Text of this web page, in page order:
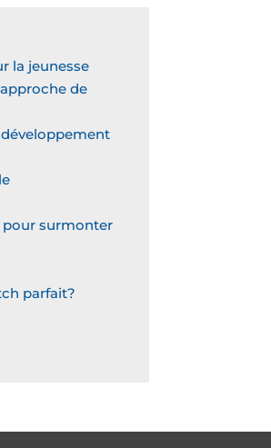
la jeunesse
de
pour surmonter
parfait?